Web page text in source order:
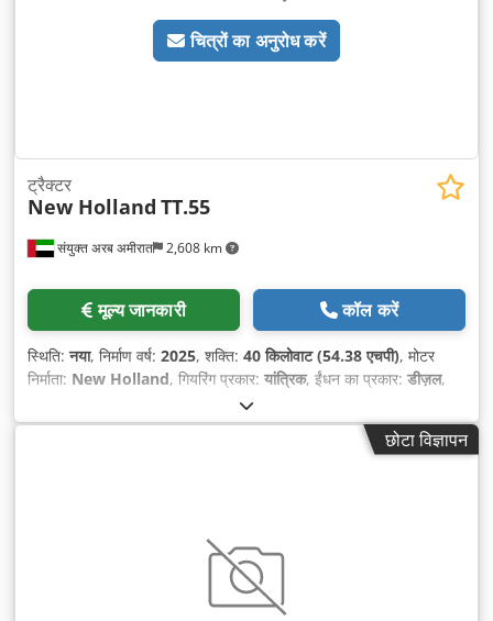
चित्रों का अनुरोध करें
संयुक्त अरब अमीरात 2,608 km
ट्रैक्टर
New Holland TT.55
मूल्य जानकारी कॉल करें
स्थिति:नया, निर्माण वर्ष: 2025, शक्ति: 40 किलोवाट (54.38 एचपी), मोटर
निर्माता: New Holland, गियरिंग प्रकार: यांत्रिक, ईंधन का प्रकार: डीज़ल,
, कुल ऊँचाई:
मिमी, कुल चौड़ाई:1,920 मिमी,
छोटा विज्ञापन